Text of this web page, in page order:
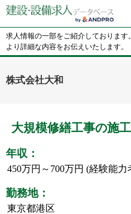
求人情報の一部をご紹介しておりま
より詳細な内容をお伝えいたします。
株式会社大和
大規模修繕工事の施
年収：
450万円～700万円 (経験能
勤務地：
東京都港区